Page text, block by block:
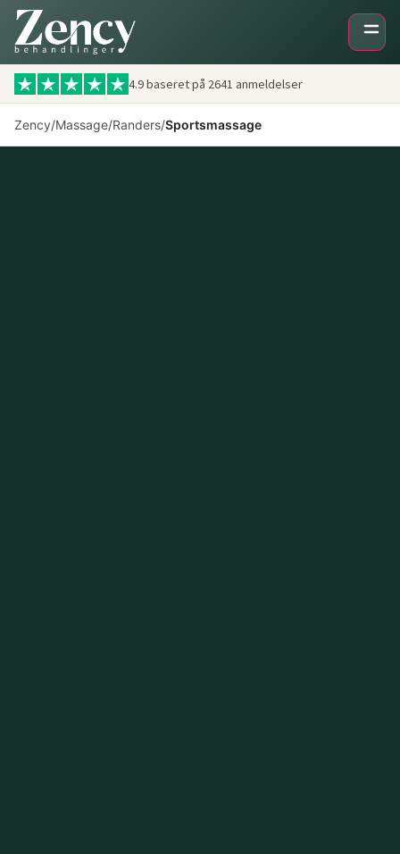
4.9 baseret på 2641 anmeldelser
Zency/Massage/Randers/Sportsmassage